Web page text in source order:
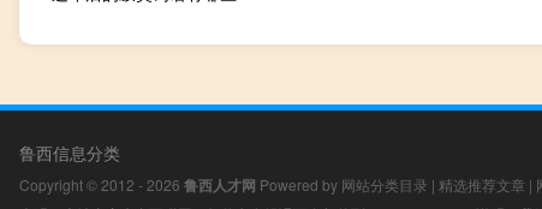
鲁西信息分类
Copyright © 2012 - 2026 鲁西人才网 Powered by 网站分类目录 | 精选推荐文章 |